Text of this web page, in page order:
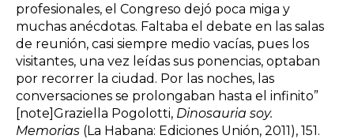
profesionales, el Congreso dejó poca miga y
muchas anécdotas. Faltaba el debate en las salas
de reunión, casi siempre medio vacías, pues los
visitantes, una vez leídas sus ponencias, optaban
por recorrer la ciudad. Por las noches, las
conversaciones se prolongaban hasta el infinito”
[note]Graziella Pogolotti, Dinosauria soy.
Memorias (La Habana: Ediciones Unión, 2011), 151.